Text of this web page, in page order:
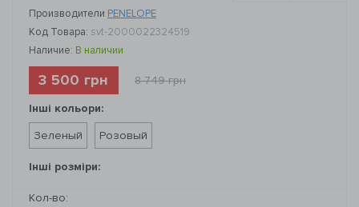
Производители PENELOPE
Код Товара: svt-2000022324519
Наличие: В наличии
3 500 грн 8 749 грн
Інші кольори:
Зеленый
Розовый
Інші розміри:
Кол-во: